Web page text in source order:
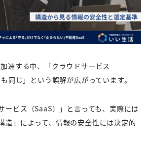
速する中、「クラウドサービス
同じ」という誤解が広がっています。
ービス（SaaS）」と言っても、実際には
造」によって、情報の安全性には決定的